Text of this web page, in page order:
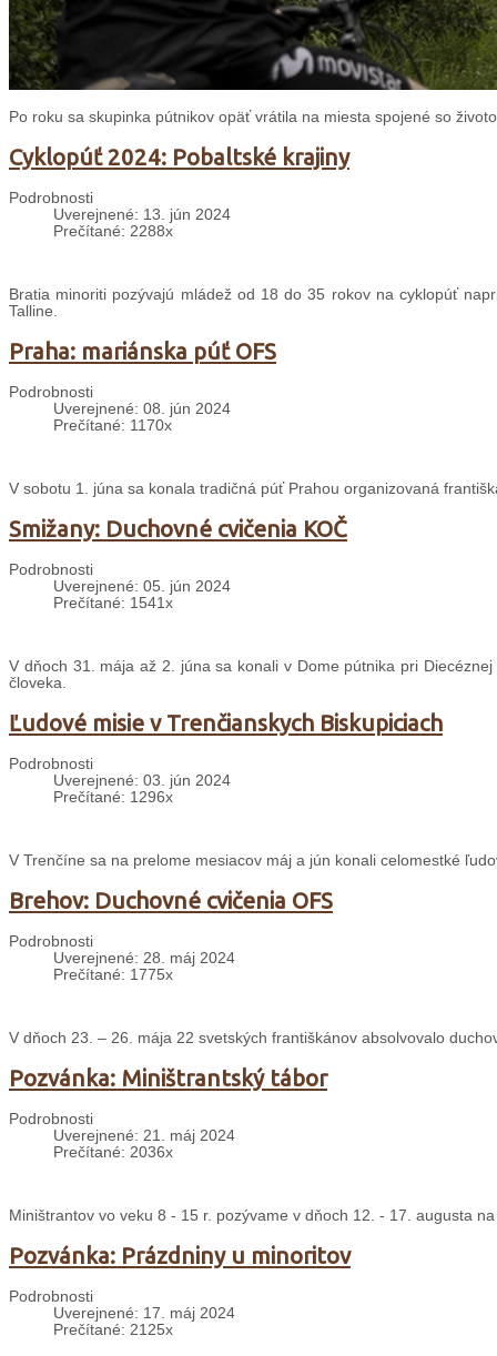
Po roku sa skupinka pútnikov opäť vrátila na miesta spojené so
Cyklopúť 2024: Pobaltské krajiny
Podrobnosti
Uverejnené: 13. jún 2024
Prečítané: 2288x
Bratia minoriti pozývajú mládež od 18 do 35 rokov na cyklopúť
Talline.
Praha: mariánska púť OFS
Podrobnosti
Uverejnené: 08. jún 2024
Prečítané: 1170x
V sobotu 1. júna sa konala tradičná púť Prahou organizovaná
Smižany: Duchovné cvičenia KOČ
Podrobnosti
Uverejnené: 05. jún 2024
Prečítané: 1541x
V dňoch 31. mája až 2. júna sa konali v Dome pútnika pri
človeka.
Ľudové misie v Trenčianskych Biskupiciach
Podrobnosti
Uverejnené: 03. jún 2024
Prečítané: 1296x
V Trenčíne sa na prelome mesiacov máj a jún konali celomestké
Brehov: Duchovné cvičenia OFS
Podrobnosti
Uverejnené: 28. máj 2024
Prečítané: 1775x
V dňoch 23. – 26. mája 22 svetských františkánov absolvovalo
Pozvánka: Miništrantský tábor
Podrobnosti
Uverejnené: 21. máj 2024
Prečítané: 2036x
Miništrantov vo veku 8 - 15 r. pozývame v dňoch 12. - 17. augusta
Pozvánka: Prázdniny u minoritov
Podrobnosti
Uverejnené: 17. máj 2024
Prečítané: 2125x